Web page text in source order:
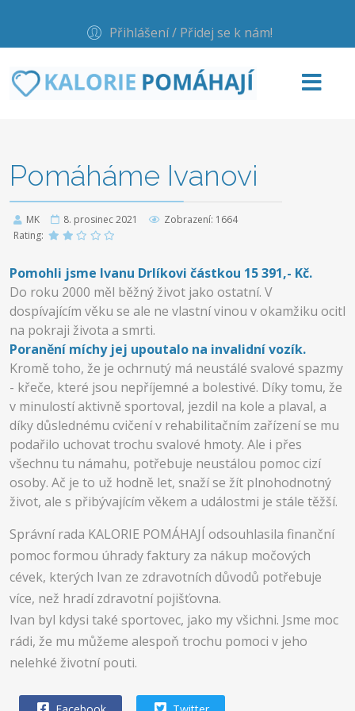
Přihlášení / Přidej se k nám!
Pomáháme Ivanovi
MK 8. prosinec 2021
Zobrazení: 1664
Rating:
Pomohli jsme Ivanu Drlíkovi částkou 15 391,- Kč.
Do roku 2000 měl běžný život jako ostatní. V
dospívajícím věku se ale ne vlastní vinou v okamžiku ocitl
na pokraji života a smrti.
Poranění míchy jej upoutalo na invalidní vozík.
Kromě toho, že je ochrnutý má neustálé svalové spazmy
- křeče, které jsou nepříjemné a bolestivé. Díky tomu, že
v minulostí aktivně sportoval, jezdil na kole a plaval, a
díky důslednému cvičení v rehabilitačním zařízení se mu
podařilo uchovat trochu svalové hmoty. Ale i přes
všechnu tu námahu, potřebuje neustálou pomoc cizí
osoby. Ač je to už hodně let, snaží se žít plnohodnotný
život, ale s přibývajícím věkem a událostmi je stále těžší.
Správní rada KALORIE POMÁHAJÍ odsouhlasila finanční
pomoc formou úhrady faktury za nákup močových
cévek, kterých Ivan ze zdravotních důvodů potřebuje
více, než hradí zdravotní pojišťovna.
Ivan byl kdysi také sportovec, jako my všichni. Jsme moc
rádi, že mu můžeme alespoň trochu pomoci v jeho
nelehké životní pouti.